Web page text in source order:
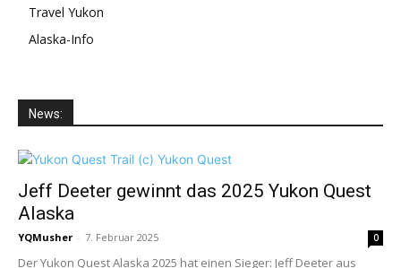
Travel Yukon
Alaska-Info
News:
Jeff Deeter gewinnt das 2025 Yukon Quest
Alaska
YQMusher - 7. Februar 2025 0
Der Yukon Quest Alaska 2025 hat einen Sieger: Jeff Deeter aus